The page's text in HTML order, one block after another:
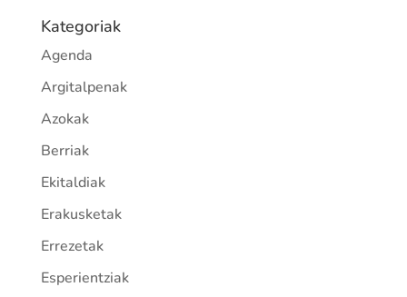
Kategoriak
Agenda
Argitalpenak
Azokak
Berriak
Ekitaldiak
Erakusketak
Errezetak
Esperientziak